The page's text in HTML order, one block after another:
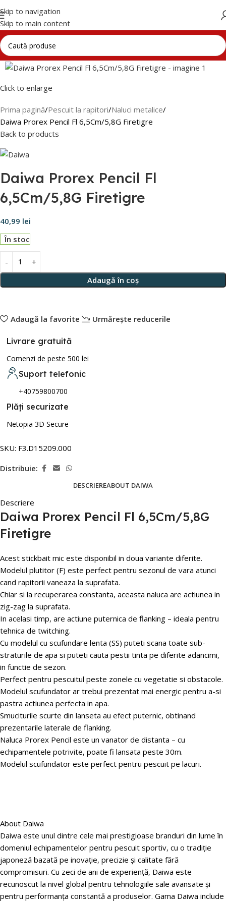
Skip to navigation
Skip to main content
Click to enlarge
Prima pagină Pescuit la rapitori Naluci metalice
Daiwa Prorex Pencil Fl 6,5Cm/5,8G Firetigre
Back to products
Daiwa Prorex Pencil Fl
6,5Cm/5,8G Firetigre
40,99 lei
În stoc
Adaugă în coș
Adaugă la favorite Urmărește reducerile
Livrare gratuită
Comenzi de peste 500 lei
Suport telefonic
+40759800700
Plăți securizate
Netopia 3D Secure
SKU: F3.D15209.000
Distribuie:
DESCRIEREABOUT DAIWA
Descriere
Daiwa Prorex Pencil Fl 6,5Cm/5,8G
Firetigre
Acest stickbait mic este disponibil in doua variante diferite.
Modelul plutitor (F) este perfect pentru sezonul de vara atunci
cand rapitorii vaneaza la suprafata.
Chiar si la recuperarea constanta, aceasta naluca are actiunea in
zig-zag la suprafata.
In acelasi timp, are actiune puternica de flanking – ideala pentru
tehnica de twitching.
Cu modelul cu scufundare lenta (SS) puteti scana toate sub-
straturile de apa si puteti cauta pestii tinta pe diferite adancimi,
in functie de sezon.
Perfect pentru pescuitul peste zonele cu vegetatie si obstacole.
Modelul scufundator ar trebui prezentat mai energic pentru a-si
pastra actiunea perfecta in apa.
Smuciturile scurte din lanseta au efect puternic, obtinand
prezentarile laterale de flanking.
Naluca Prorex Pencil este un vanator de distanta – cu
echipamentele potrivite, poate fi lansata peste 30m.
Modelul scufundator este perfect pentru pescuit pe lacuri.
About Daiwa
Daiwa este unul dintre cele mai prestigioase branduri din lume în
domeniul echipamentelor pentru pescuit sportiv, cu o tradiție
japoneză bazată pe inovație, precizie și calitate fără
compromisuri. Cu zeci de ani de experiență, Daiwa este
recunoscut la nivel global pentru tehnologiile sale avansate și
pentru performanța constantă a produselor. Gama Daiwa include